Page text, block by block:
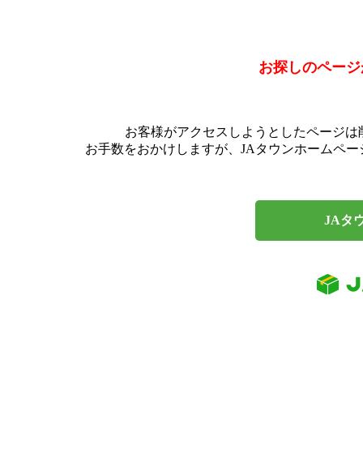
お探しのペー
お客様がアクセスしようとしたページ
お手数をおかけしますが、JAタウンホームペ
JAタ